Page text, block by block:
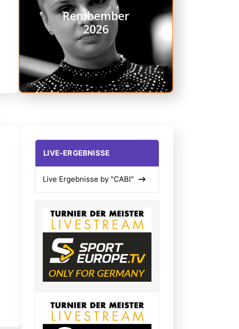
Rembember
2026
LIVE-ERGEBNISSE
Live Ergebnisse by "CABI"